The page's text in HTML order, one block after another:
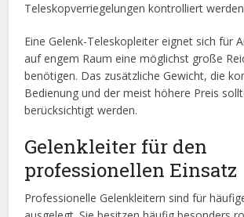
Teleskopverriegelungen kontrolliert
Eine Gelenk-Teleskopleiter eignet sich für
auf engem Raum eine möglichst große
benötigen. Das zusätzliche Gewicht, die
Bedienung und der meist höhere Preis
berücksichtigt werden.
Gelenkleiter für den
professionellen Einsatz
Professionelle Gelenkleitern sind für